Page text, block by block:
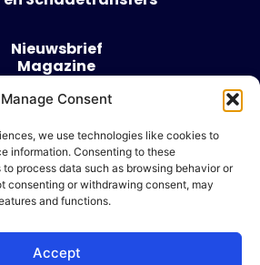
Manage Consent
we use technologies like cookies to
information. Consenting to these
process data such as browsing behavior or
consenting or withdrawing consent, may
and functions.
Accept
Nieuwsbrief
Magazine
Over
voorwaarden
Cookie beleid
Ik wil adverteren